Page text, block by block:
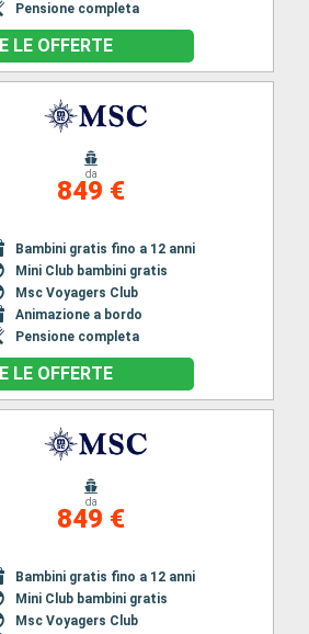
Pensione completa
LE OFFERTE
da
849 €
Bambini gratis fino a 12 anni
Mini Club bambini gratis
Msc Voyagers Club
Animazione a bordo
Pensione completa
LE OFFERTE
da
849 €
Bambini gratis fino a 12 anni
Mini Club bambini gratis
Msc Voyagers Club